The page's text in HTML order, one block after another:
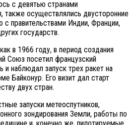
с девятью странами
также осуществлялись двусторонние
правительствами Индии, Франции,
государств.
в 1966 году, в период создания
Союз посетил французский
наблюдал запуск трех ракет на
Байконур. Его визит дал старт
двух стран.
запуски метеоспутников,
зондирования Земли, работы по